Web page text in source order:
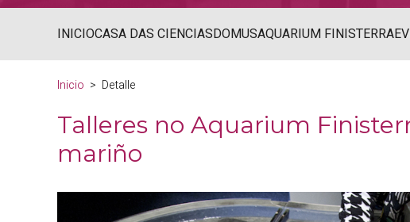
INICIOCASA DAS CIENCIASDOMUSAQUARIUM FINISTERRAE
Inicio Detalle
Talleres no Aquarium
mariño